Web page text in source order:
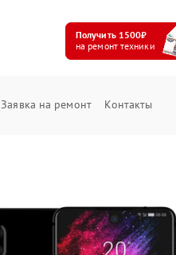
Получить 1500₽
на ремонт техники
Заявка на ремонт Контакты